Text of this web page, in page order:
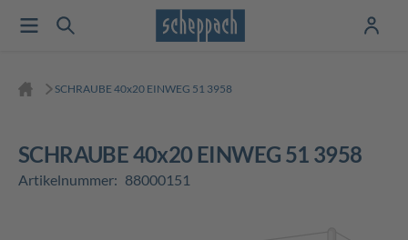
SCHRAUBE 40x20 EINWEG 51 3958
SCHRAUBE 40x20 EINWEG 51 3958
Artikelnummer: 88000151